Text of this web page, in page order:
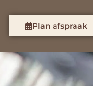
Plan afspraak